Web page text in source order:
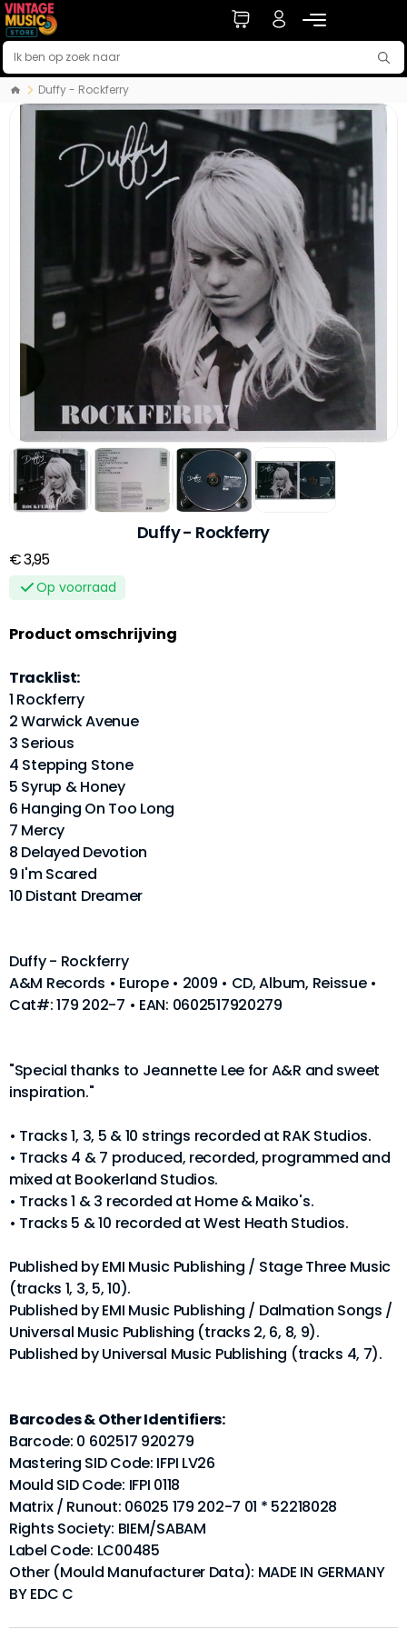
Duffy - Rockferry
Duffy - Rockferry
€ 3,95
Op voorraad
Product omschrijving
Tracklist:
1 Rockferry
2 Warwick Avenue
3 Serious
4 Stepping Stone
5 Syrup & Honey
6 Hanging On Too Long
7 Mercy
8 Delayed Devotion
9 I'm Scared
10 Distant Dreamer
Duffy - Rockferry
A&M Records • Europe • 2009 • CD, Album, Reissue •
Cat#: 179 202-7 • EAN: 0602517920279
"Special thanks to Jeannette Lee for A&R and sweet
inspiration."
• Tracks 1, 3, 5 & 10 strings recorded at RAK Studios.
• Tracks 4 & 7 produced, recorded, programmed and
mixed at Bookerland Studios.
• Tracks 1 & 3 recorded at Home & Maiko's.
• Tracks 5 & 10 recorded at West Heath Studios.
Published by EMI Music Publishing / Stage Three Music
(tracks 1, 3, 5, 10).
Published by EMI Music Publishing / Dalmation Songs /
Universal Music Publishing (tracks 2, 6, 8, 9).
Published by Universal Music Publishing (tracks 4, 7).
Barcodes & Other Identifiers:
Barcode: 0 602517 920279
Mastering SID Code: IFPI LV26
Mould SID Code: IFPI 0118
Matrix / Runout: 06025 179 202-7 01 * 52218028
Rights Society: BIEM/SABAM
Label Code: LC00485
Other (Mould Manufacturer Data): MADE IN GERMANY
BY EDC C